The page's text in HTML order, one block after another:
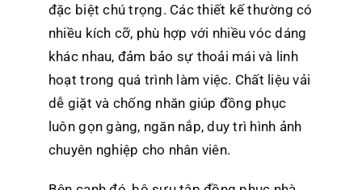
đặc biệt chú trọng. Các thiết kế thường có
nhiều kích cỡ, phù hợp với nhiều vóc dáng
khác nhau, đảm bảo sự thoải mái và linh
hoạt trong quá trình làm việc. Chất liệu vải
dễ giặt và chống nhăn giúp đồng phục
luôn gọn gàng, ngăn nắp, duy trì hình ảnh
chuyên nghiệp cho nhân viên.